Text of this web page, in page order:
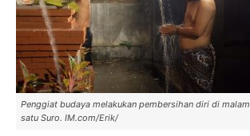
Penggiat budaya melakukan pembersihan diri di malam
satu Suro. IM.com/Erik/